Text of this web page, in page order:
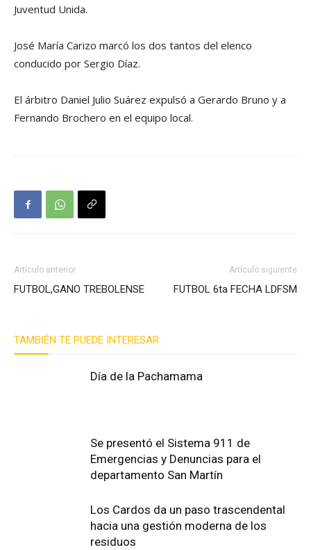
Juventud Unida.
José María Carizo marcó los dos tantos del elenco
conducido por Sergio Díaz.
El árbitro Daniel Julio Suárez expulsó a Gerardo Bruno y a
Fernando Brochero en el equipo local.
Artículo anterior
FUTBOL,GANO TREBOLENSE
Artículo siguiente
FUTBOL 6ta FECHA LDFSM
TAMBIÉN TE PUEDE INTERESAR
Día de la Pachamama
Se presentó el Sistema 911 de
Emergencias y Denuncias para el
departamento San Martín
Los Cardos da un paso trascendental
hacia una gestión moderna de los
residuos